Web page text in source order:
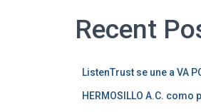
Recent
ListenTrust se une a VA
HERMOSILLO A.C.